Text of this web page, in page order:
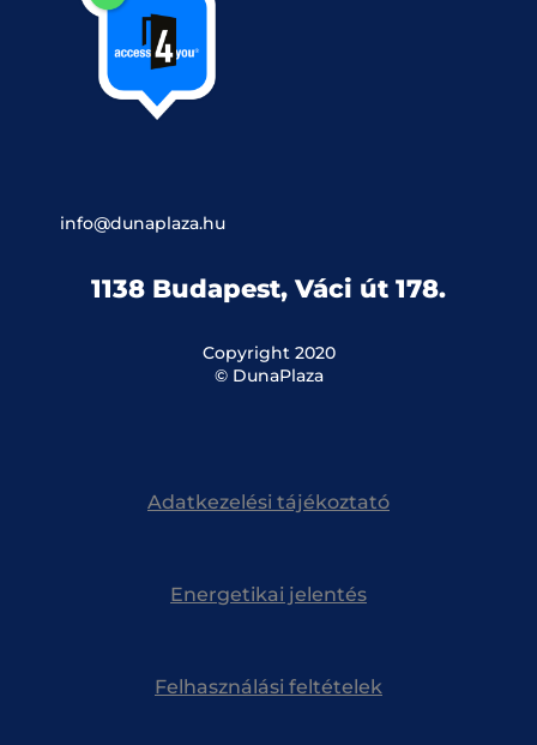
info@dunaplaza.hu
1138 Budapest, Váci út 178.
Copyright 2020
© DunaPlaza
Adatkezelési tájékoztató
Energetikai jelentés
Felhasználási feltételek